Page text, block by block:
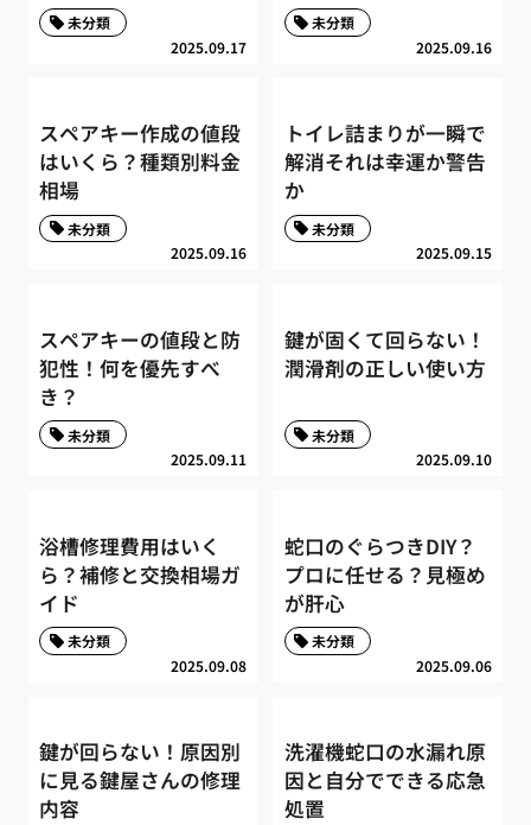
2025.09.17
未分類
2025.09.16
未分類
スペアキー作成の値段
はいくら？種類別料金
相場
2025.09.16
未分類
トイレ詰まりが一瞬で
解消それは幸運か警告
か
2025.09.15
未分類
スペアキーの値段と防
犯性！何を優先すべ
き？
2025.09.11
未分類
鍵が固くて回らない！
潤滑剤の正しい使い方
2025.09.10
未分類
浴槽修理費用はいく
ら？補修と交換相場ガ
イド
2025.09.08
未分類
蛇口のぐらつきDIY？
プロに任せる？見極め
が肝心
2025.09.06
未分類
鍵が回らない！原因別
に見る鍵屋さんの修理
内容
洗濯機蛇口の水漏れ原
因と自分でできる応急
処置